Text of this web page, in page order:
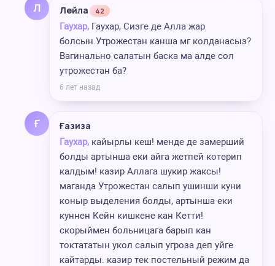
Л Лейла 42
Гаухар, Гаухар, Сизге де Алла жар
болсын.Утрожестан канша мг колданасыз?
Вагинально салатын баска ма алде сол
утрожестан ба?
6 лет назад
Ғ Ғазиза
Гаухар, кайырлы кеш! менде де замерший
болды артынша еки айга жетпей котерип
калдым! казир Аллага шукир жаксы!
маганда Утрожестан салып ушинши куни
коныр выделения болды, артынша еки
куннен Кейн кишкене кан Кетти!
скорыймен больницага барып кан
токтататын укол салып угроза деп уйге
кайтарды. казир тек постельный режим да